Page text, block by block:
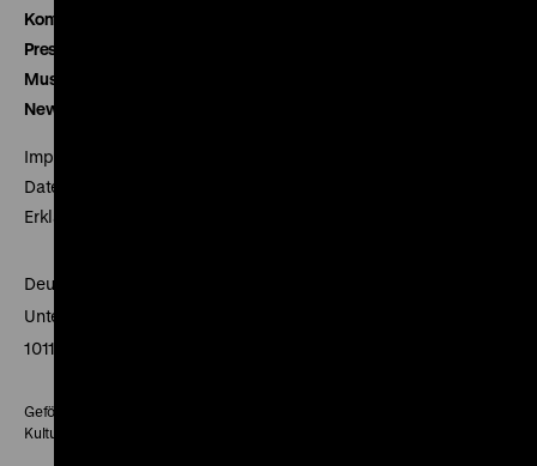
Kontakt
Presse
Museumsverein
Newsletter
Impressum
Datenschutz
Erklärung digitale Barrierefreiheit
Deutsches Historisches Museum
Unter den Linden 2
10117 Berlin
Gefördert mit Mitteln des Beauftragten der Bundesregierung für
Kultur und Medien